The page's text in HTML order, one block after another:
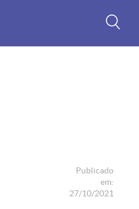
Publicado
em:
27/10/2021